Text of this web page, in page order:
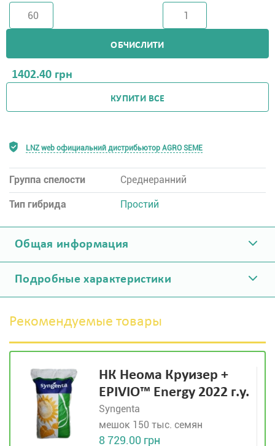
ОБЧИСЛИТИ
1402.40 грн
КУПИТИ ВСЕ
LNZ web официальний дистрибьютор AGRO SEME
Группа спелости Среднеранний
Тип гибрида Простий
Общая информация
Подробные характеристики
Рекомендуемые товары
НК Неома Круизер +
EPIVIO™ Energy 2022 г.у.
Syngenta
мешок 150 тыс. семян
8 729.00 грн